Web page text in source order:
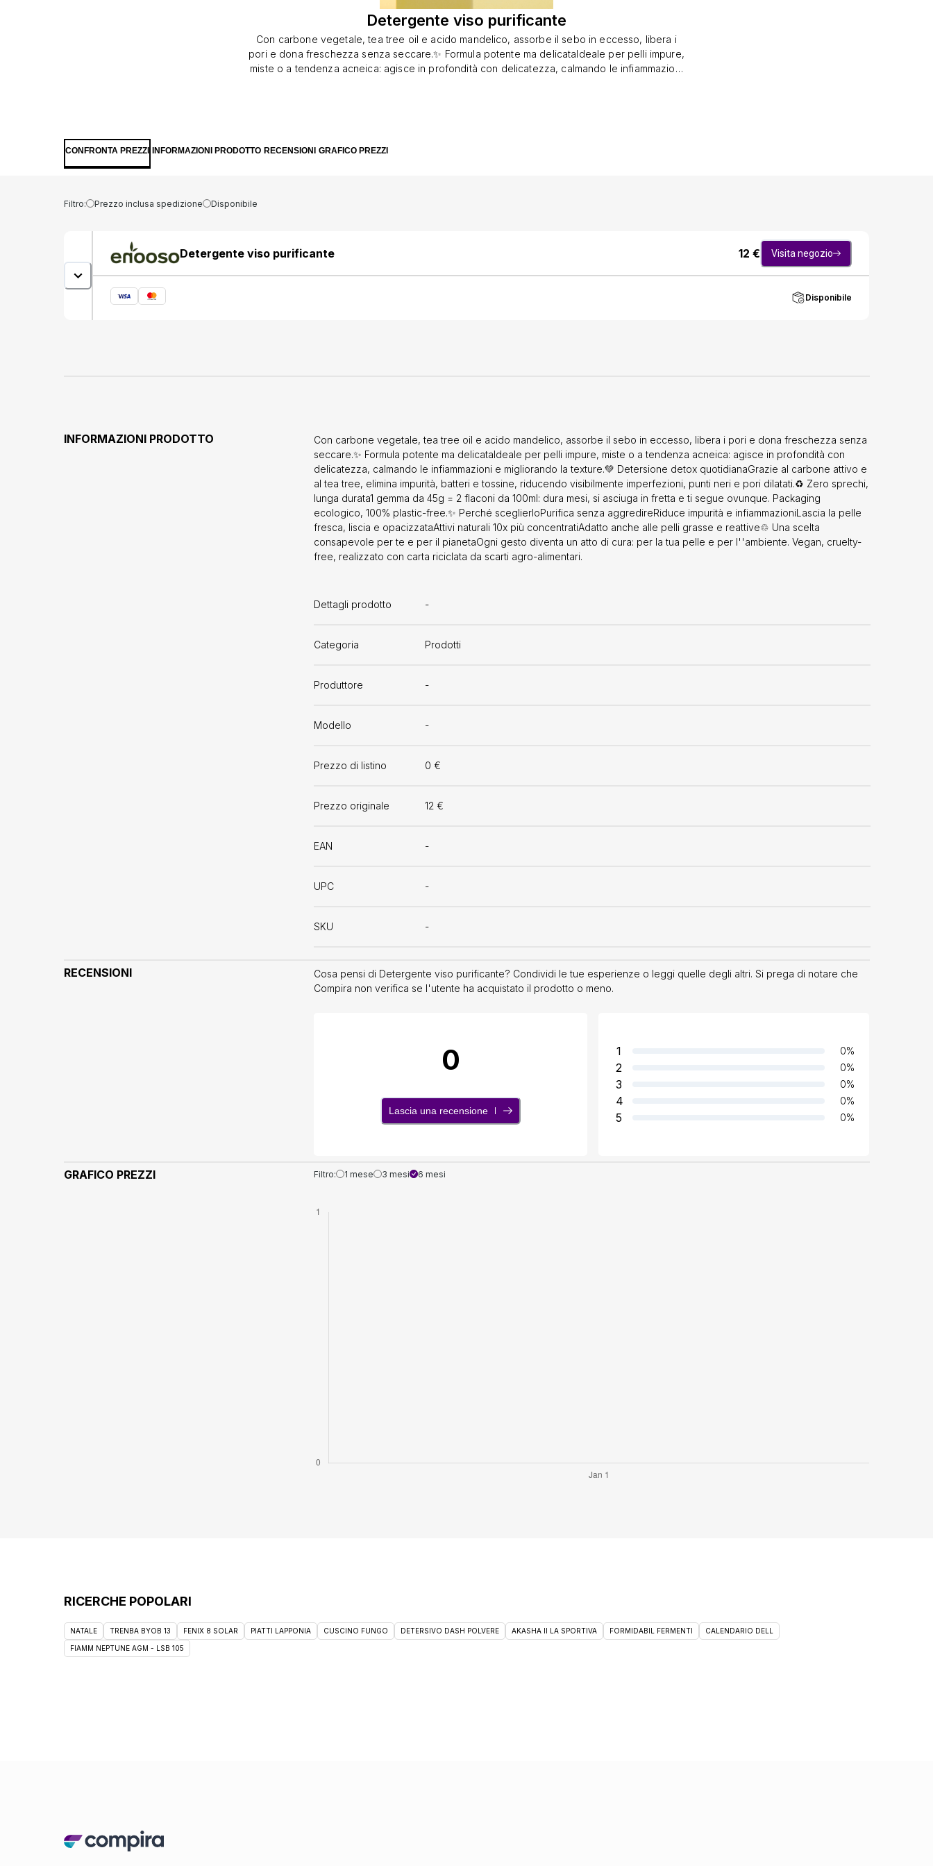
Detergente viso purificante
Con carbone vegetale, tea tree oil e acido mandelico, assorbe il sebo in eccesso, libera i
pori e dona freschezza senza seccare.✨ Formula potente ma delicataIdeale per pelli impure,
miste o a tendenza acneica: agisce in profondità con delicatezza, calmando le infiammazioni
e opacizzataAttivi naturali 10x più concentratiAdatto anche alle pelli grasse e reattive♲ Una
CONFRONTA PREZZI INFORMAZIONI PRODOTTO RECENSIONI GRAFICO PREZZI
Filtro: Prezzo inclusa spedizione Disponibile
Detergente viso purificante 12 € Visita negozio
Disponibile
INFORMAZIONI PRODOTTO
Con carbone vegetale, tea tree oil e acido mandelico, assorbe il sebo in eccesso, libera i pori e dona freschezza senza
seccare.✨ Formula potente ma delicataIdeale per pelli impure, miste o a tendenza acneica: agisce in profondità con
delicatezza, calmando le infiammazioni e migliorando la texture.💚 Detersione detox quotidianaGrazie al carbone attivo e
al tea tree, elimina impurità, batteri e tossine, riducendo visibilmente imperfezioni, punti neri e pori dilatati.♻️ Zero sprechi,
lunga durata1 gemma da 45g = 2 flaconi da 100ml: dura mesi, si asciuga in fretta e ti segue ovunque. Packaging
ecologico, 100% plastic-free.✨ Perché sceglierloPurifica senza aggredireRiduce impurità e infiammazioniLascia la pelle
fresca, liscia e opacizzataAttivi naturali 10x più concentratiAdatto anche alle pelli grasse e reattive♲ Una scelta
consapevole per te e per il pianetaOgni gesto diventa un atto di cura: per la tua pelle e per l''ambiente. Vegan, cruelty-
free, realizzato con carta riciclata da scarti agro-alimentari.
Dettagli prodotto -
Categoria Prodotti
Produttore -
Modello -
Prezzo di listino 0 €
Prezzo originale 12 €
EAN -
UPC -
SKU -
RECENSIONI
Cosa pensi di Detergente viso purificante? Condividi le tue esperienze o leggi quelle degli altri. Si prega di notare che
Compira non verifica se l'utente ha acquistato il prodotto o meno.
0
Lascia una recensione
1 0%
2 0%
3 0%
4 0%
5 0%
GRAFICO PREZZI Filtro: 1 mese 3 mesi 6 mesi
RICERCHE POPOLARI
NATALE TRENBA BYOB 13 FENIX 8 SOLAR PIATTI LAPPONIA CUSCINO FUNGO DETERSIVO DASH POLVERE AKASHA II LA SPORTIVA FORMIDABIL FERMENTI CALENDARIO DELL
FIAMM NEPTUNE AGM - LSB 105